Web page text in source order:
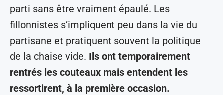
parti sans être vraiment épaulé. Les
fillonnistes s’impliquent peu dans la vie du
partisane et pratiquent souvent la politique
de la chaise vide. Ils ont temporairement
rentrés les couteaux mais entendent les
ressortirent, à la première occasion.